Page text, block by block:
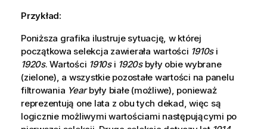
Przykład:
Poniższa grafika ilustruje sytuację, w której
początkowa selekcja zawierała wartości 1910si
1920s. Wartości 1910si 1920sbyły obie wybrane
(zielone), a wszystkie pozostałe wartości na panelu
filtrowania Yearbyły białe (możliwe), ponieważ
reprezentują one lata z obu tych dekad, więc są
logicznie możliwymi wartościami następującymi po